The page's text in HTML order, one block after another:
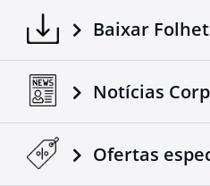
Baixar
Notícias
Ofertas